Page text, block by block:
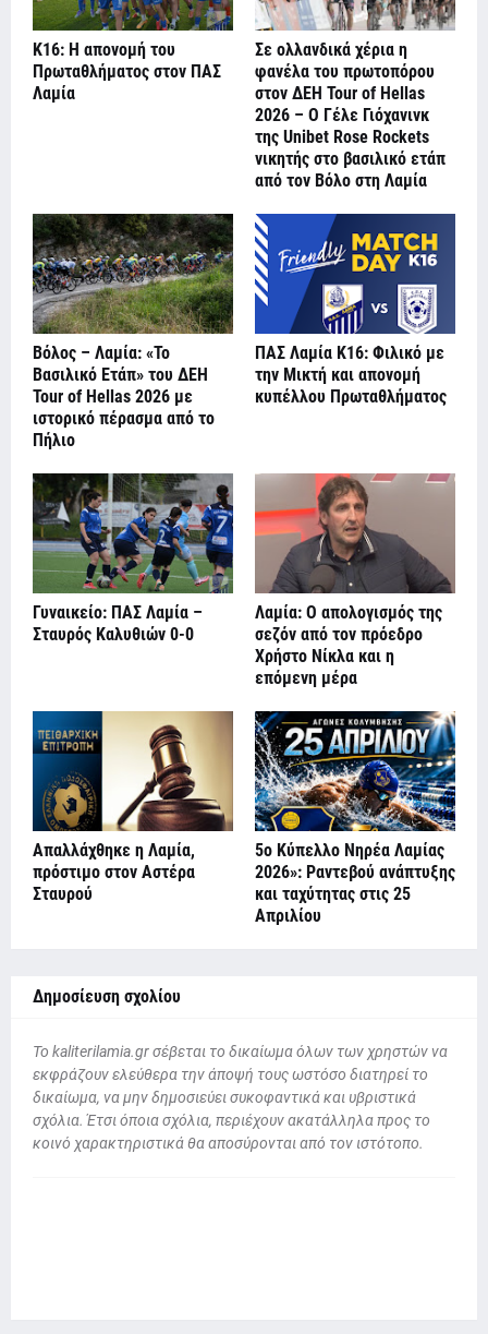
Κ16: Η απονομή του
Πρωταθλήματος στον ΠΑΣ
Λαμία
Σε ολλανδικά χέρια η
φανέλα του πρωτοπόρου
στον ΔΕΗ Tour of Hellas
2026 – Ο Γέλε Γιόχανινκ
της Unibet Rose Rockets
νικητής στο βασιλικό ετάπ
από τον Βόλο στη Λαμία
Βόλος – Λαμία: «Το
Βασιλικό Ετάπ» του ΔΕΗ
Tour of Hellas 2026 με
ιστορικό πέρασμα από το
Πήλιo
ΠΑΣ Λαμία Κ16: Φιλικό με
την Μικτή και απονομή
κυπέλλου Πρωταθλήματος
Γυναικείο: ΠΑΣ Λαμία –
Σταυρός Καλυθιών 0-0
Λαμία: Ο απολογισμός της
σεζόν από τον πρόεδρο
Χρήστο Νίκλα και η
επόμενη μέρα
Απαλλάχθηκε η Λαμία,
πρόστιμο στον Αστέρα
Σταυρού
5ο Κύπελλο Νηρέα Λαμίας
2026»: Ραντεβού ανάπτυξης
και ταχύτητας στις 25
Απριλίου
Δημοσίευση σχολίου
To kaliterilamia.gr σέβεται το δικαίωμα όλων των χρηστών να
εκφράζουν ελεύθερα την άποψή τους ωστόσο διατηρεί το
δικαίωμα, να μην δημοσιεύει συκοφαντικά και υβριστικά
σχόλια. Έτσι όποια σχόλια, περιέχουν ακατάλληλα προς το
κοινό χαρακτηριστικά θα αποσύρονται από τον ιστότοπο.